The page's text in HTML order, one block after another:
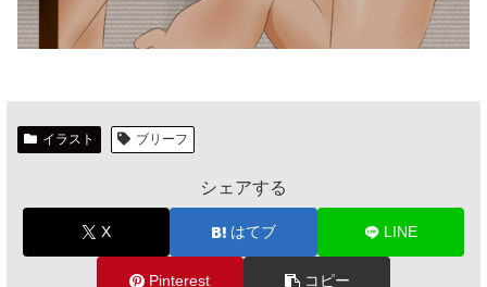
イラスト ブリーフ
シェアする
X はてブ LINE
Pinterest コピー